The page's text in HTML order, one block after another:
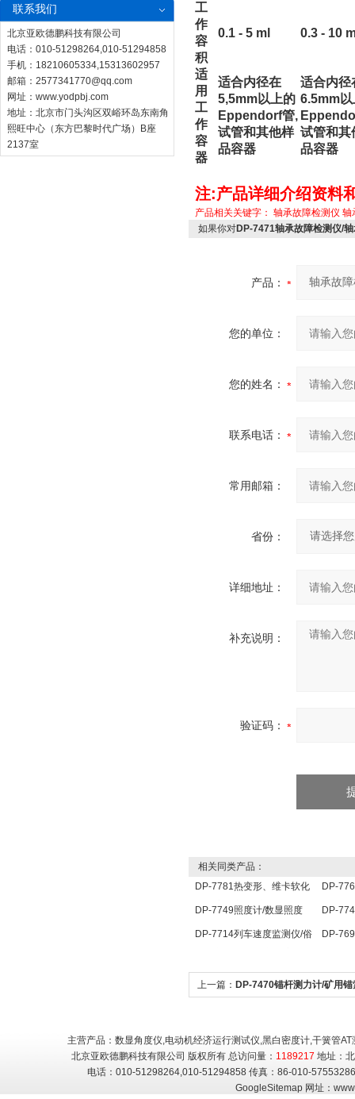
联系我们
北京亚欧德鹏科技有限公司
电话：010-51298264,010-51294858
手机：18210605334,15313602957
邮箱： 2577341770@qq.com
网址： www.yodpbj.com
地址：北京市门头沟区双峪环岛东南角
熙旺中心（东方巴黎时代广场）B座
2137室
工
作
容
积
0.1 - 5 ml 0.3 - 10
适
用
工
作
容
器
适合内径在
5,5mm以上的
Eppendorf管,
试管和其他样
品容器
适合内径
6.5mm以
试管和其
品容器
注:产品详细介绍资料
产品相关关键字： 轴承故障检测仪 轴
如果你对DP-7471轴承故障检测仪/
产品：
您的单位：
您的姓名：
联系电话：
常用邮箱：
省份：
详细地址：
补充说明：
验证码：
相关同类产品：
DP-7781热变形、维卡软化
点温度测定仪/维卡仪
DP-
器/孔
DP-7749照度计/数显照度
计/便携式照度计
DP-
器/自
DP-7714列车速度监测仪/俗
DP-
上一篇： DP-7470锚杆测力计/矿用锚
主营产品：数显角度仪,电动机经济运行测试仪,黑白密度计,干簧管
北京亚欧德鹏科技有限公司 版权所有 总访问量： 1189217 地址：
电话：010-51298264,010-51294858 传真：86-010-
GoogleSitemap网址：